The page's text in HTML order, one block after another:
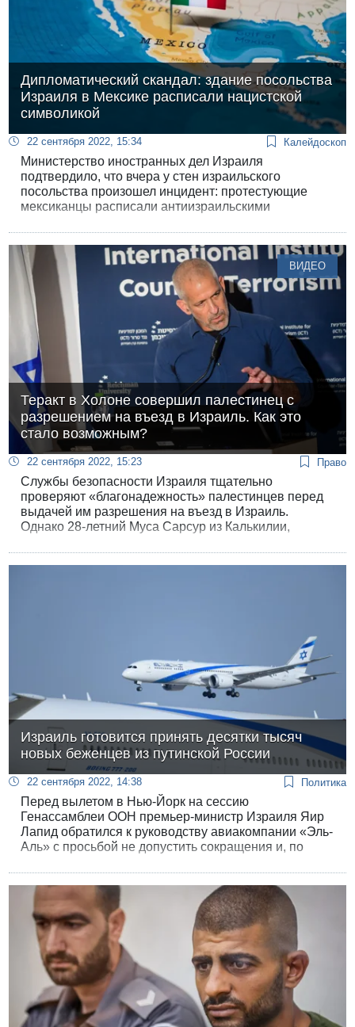
Дипломатический скандал: здание посольства
Израиля в Мексике расписали нацистской
символикой
22 сентября 2022, 15:34 Калейдоскоп
Министерство иностранных дел Израиля
подтвердило, что вчера у стен израильского
посольства произошел инцидент: протестующие
мексиканцы расписали антиизраильскими
ограждения. Среди надписей: “Смерть Израилю!” и
“Смерть израильскому апартеиду”.
ВИДЕО
Теракт в Холоне совершил палестинец с
разрешением на въезд в Израиль. Как это
стало возможным?
22 сентября 2022, 15:23 Право
Службы безопасности Израиля тщательно
проверяют «благонадежность» палестинцев перед
выдачей им разрешения на въезд в Израиль.
Однако 28-летний Муса Сарсур из Калькилии,
летнюю женщину в Холоне. Корреспондент «Кан»
Израиль готовится принять десятки тысяч
новых беженцев из путинской России
22 сентября 2022, 14:38 Политика
Перед вылетом в Нью-Йорк на сессию
Генассамблеи ООН премьер-министр Израиля Яир
Лапид обратился к руководству авиакомпании «Эль-
Аль» с просьбой не допустить сокращения и, по
России. В Израиле ожидают новой массовой алии из
России на почве объявления мобилизации.